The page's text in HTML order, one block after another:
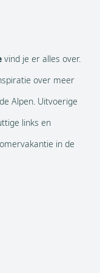
vind je er alles over.
over meer
Alpen. Uitvoerige
links en
in de